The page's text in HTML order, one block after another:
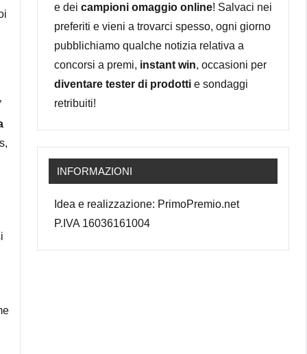
e dei campioni omaggio online! Salvaci nei
preferiti e vieni a trovarci spesso, ogni giorno
pubblichiamo qualche notizia relativa a
concorsi a premi, instant win, occasioni per
diventare tester di prodotti e sondaggi
retribuiti!
INFORMAZIONI
Idea e realizzazione: PrimoPremio.net
P.IVA 16036161004